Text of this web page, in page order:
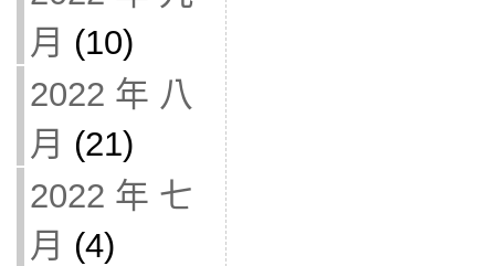
月 (10)
2022 年 八
月 (21)
2022 年 七
月 (4)